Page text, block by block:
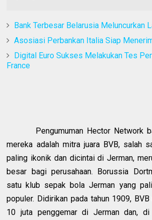
Bank Terbesar Belarusia Meluncurkan
Asosiasi Perbankan Italia Siap
Digital Euro Sukses Melakukan Tes
France
Pengumuman Hector Network
mereka adalah mitra juara BVB, salah
paling ikonik dan dicintai di Jerman,
besar bagi perusahaan. Borussia
satu klub sepak bola Jerman yang
populer. Didirikan pada tahun 1909,
10 juta penggemar di Jerman dan,